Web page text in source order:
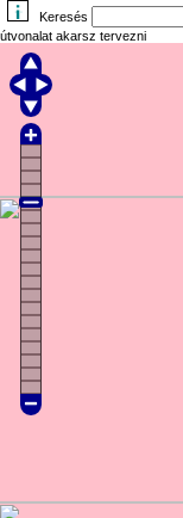
Keresés
útvonalat akarsz tervezni